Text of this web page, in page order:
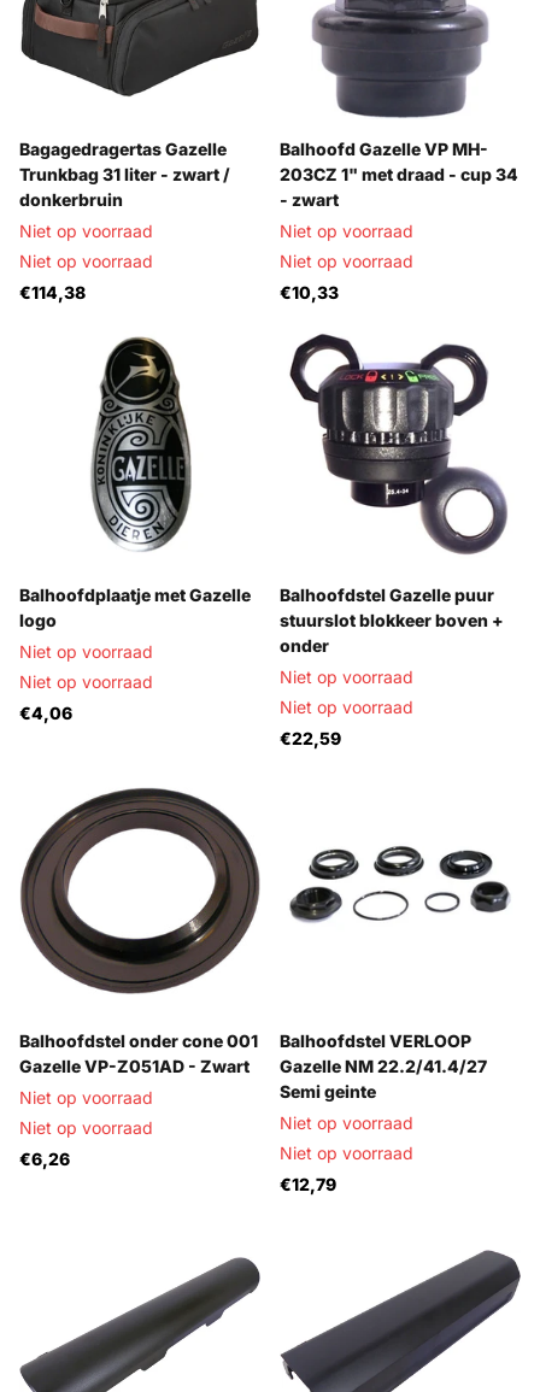
Bagagedragertas Gazelle
Trunkbag 31 liter - zwart /
donkerbruin
Niet op voorraad
Niet op voorraad
€114,38
Balhoofd Gazelle VP MH-
203CZ 1" met draad - cup 34
- zwart
Niet op voorraad
Niet op voorraad
€10,33
Balhoofdplaatje met Gazelle
logo
Niet op voorraad
Niet op voorraad
€4,06
Balhoofdstel Gazelle puur
stuurslot blokkeer boven +
onder
Niet op voorraad
Niet op voorraad
€22,59
Balhoofdstel onder cone 001
Gazelle VP-Z051AD - Zwart
Niet op voorraad
Niet op voorraad
€6,26
Balhoofdstel VERLOOP
Gazelle NM 22.2/41.4/27
Semi geinte
Niet op voorraad
Niet op voorraad
€12,79